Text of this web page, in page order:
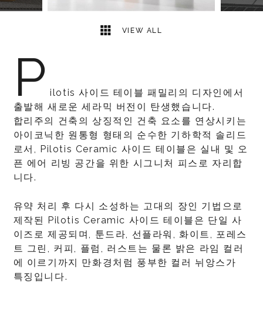
VIEW ALL
P ilotis 사이드 테이블 패밀리의 디자인에서
출발해 새로운 세라믹 버전이 탄생했습니다.
합리주의 건축의 상징적인 건축 요소를 연상시키는
아이코닉한 원통형 형태의 순수한 기하학적 솔리드
로서, Pilotis Ceramic 사이드 테이블은 실내 및 오
픈 에어 리빙 공간을 위한 시그니처 피스로 자리합
니다.
유약 처리 후 다시 소성하는 고대의 장인 기법으로
제작된 Pilotis Ceramic 사이드 테이블은 단일 사
이즈로 제공되며, 툰드라, 선플라워, 화이트, 포레스
트 그린, 커피, 플럼, 러스트는 물론 밝은 라임 컬러
에 이르기까지 만화경처럼 풍부한 컬러 뉘앙스가
특징입니다.